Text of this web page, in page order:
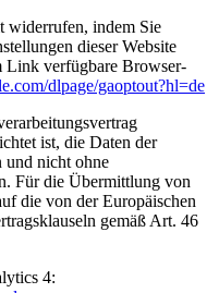
widerrufen, indem Sie
dieser Website
Link verfügbare Browser-
dlpage/gaoptout?hl=de
ist, die Daten der
und nicht ohne
Für die Übermittlung von
die von der Europäischen
gemäß Art. 46
4: